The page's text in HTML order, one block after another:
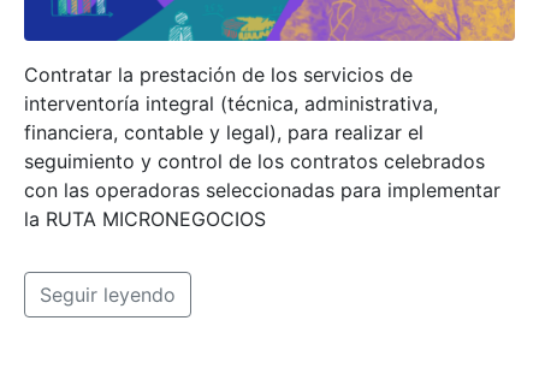
Contratar la prestación de los servicios de
interventoría integral (técnica, administrativa,
financiera, contable y legal), para realizar el
seguimiento y control de los contratos celebrados
con las operadoras seleccionadas para implementar
la RUTA MICRONEGOCIOS
Seguir leyendo